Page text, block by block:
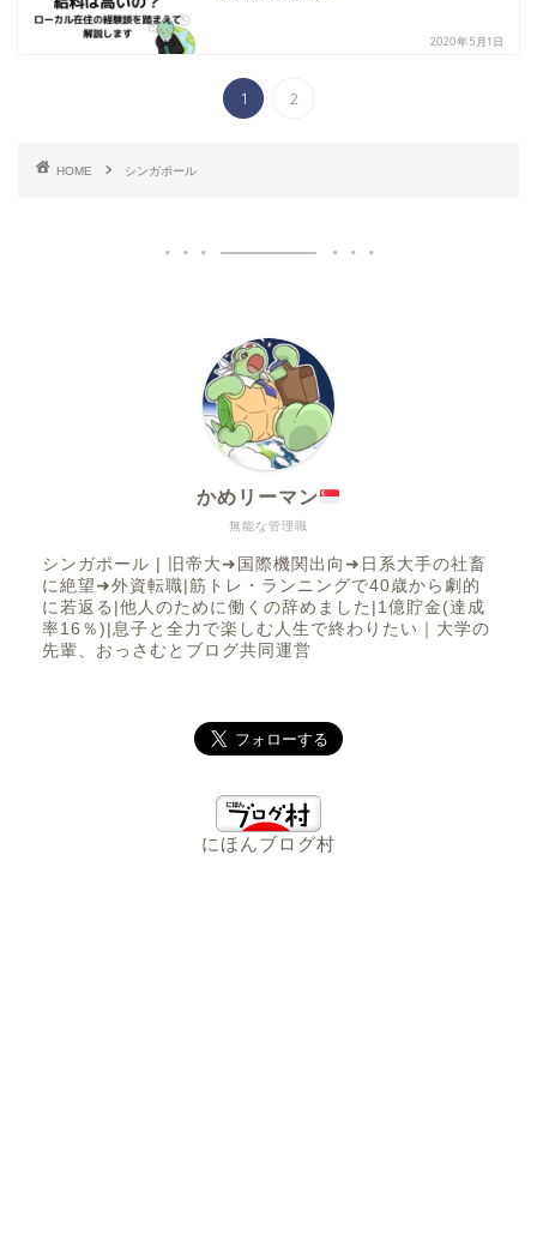
2020年5月1日
1 2
HOME シンガポール
無能な管理職
かめリーマン
シンガポール | 旧帝大➜国際機関出向➜日系大手の社畜
に絶望➜外資転職|筋トレ・ランニングで40歳から劇的
に若返る|他人のために働くの辞めました|1億貯金(達成
率16％)|息子と全力で楽しむ人生で終わりたい｜大学の
先輩、おっさむとブログ共同運営
にほんブログ村